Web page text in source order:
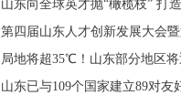
第四届山东人才创新发展大会
局地将超35℃！山东部分地区
山东已与109个国家建立89对友